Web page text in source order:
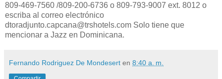
809-469-7560 /809-200-6736 o 809-793-9007 ext. 8012 o
escriba al correo electrónico
dtoradjunto.capcana@trshotels.com Solo tiene que
mencionar a Jazz en Dominicana.
Fernando Rodriguez De Mondesert en 8:40 a. m.